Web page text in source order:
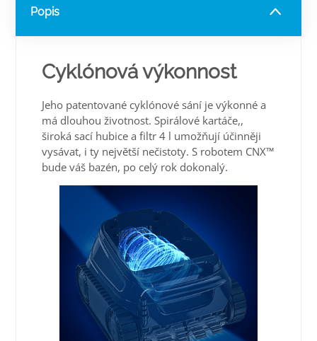
Popis
Cyklónová výkonnost
Jeho patentované cyklónové sání je výkonné a
má dlouhou životnost. Spirálové kartáče,,
široká sací hubice a filtr 4 l umožňují účinněji
vysávat, i ty největší nečistoty. S robotem CNX™
bude váš bazén, po celý rok dokonalý.